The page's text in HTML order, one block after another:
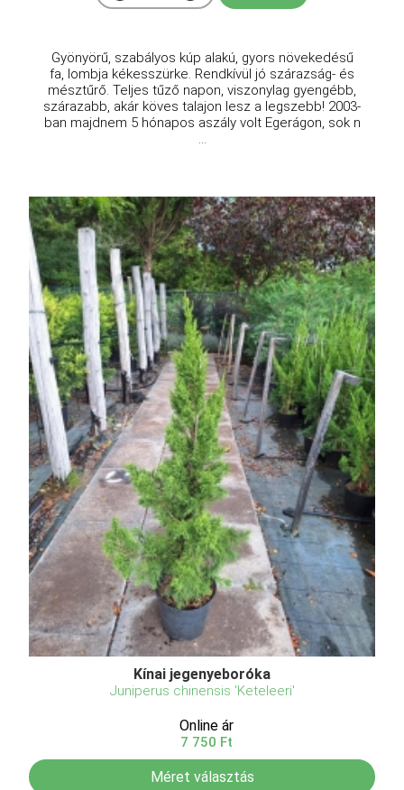
Gyönyörű, szabályos kúp alakú, gyors növekedésű
fa, lombja kékesszürke. Rendkívül jó szárazság- és
mésztűrő. Teljes tűző napon, viszonylag gyengébb,
szárazabb, akár köves talajon lesz a legszebb! 2003-
ban majdnem 5 hónapos aszály volt Egerágon, sok n
Kínai jegenyeboróka
Juniperus chinensis 'Keteleeri'
Online ár
7 750 Ft
Méret választás